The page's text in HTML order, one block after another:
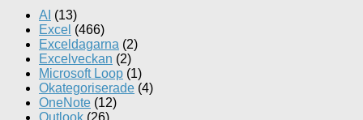
AI (13)
Excel (466)
Exceldagarna (2)
Excelveckan (2)
Microsoft Loop (1)
Okategoriserade (4)
OneNote (12)
Outlook (26)